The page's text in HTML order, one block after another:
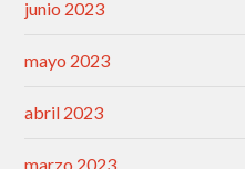
junio 2023
mayo 2023
abril 2023
marzo 2023